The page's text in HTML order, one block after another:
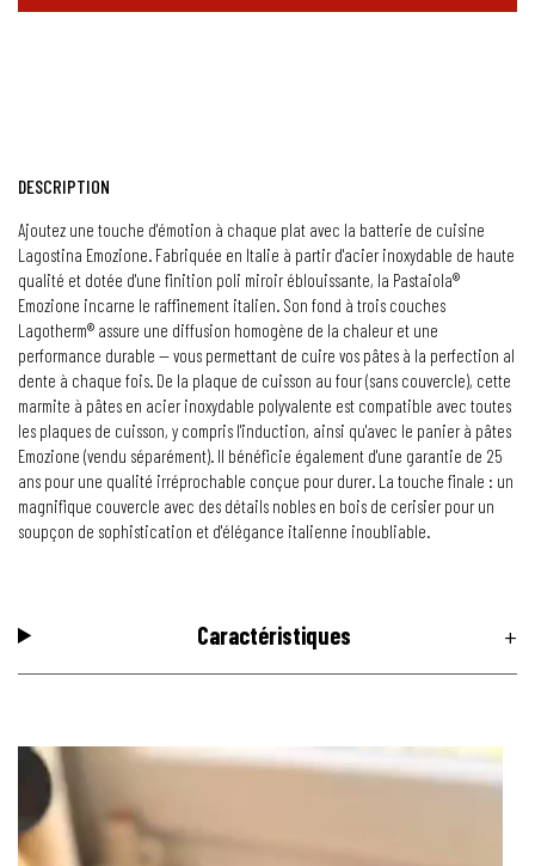
DESCRIPTION
Ajoutez une touche d'émotion à chaque plat avec la batterie de cuisine
Lagostina Emozione. Fabriquée en Italie à partir d'acier inoxydable de haute
qualité et dotée d'une finition poli miroir éblouissante, la Pastaiola®
Emozione incarne le raffinement italien. Son fond à trois couches
Lagotherm® assure une diffusion homogène de la chaleur et une
performance durable — vous permettant de cuire vos pâtes à la perfection al
dente à chaque fois. De la plaque de cuisson au four (sans couvercle), cette
marmite à pâtes en acier inoxydable polyvalente est compatible avec toutes
les plaques de cuisson, y compris l'induction, ainsi qu'avec le panier à pâtes
Emozione (vendu séparément). Il bénéficie également d'une garantie de 25
ans pour une qualité irréprochable conçue pour durer. La touche finale : un
magnifique couvercle avec des détails nobles en bois de cerisier pour un
soupçon de sophistication et d'élégance italienne inoubliable.
Caractéristiques